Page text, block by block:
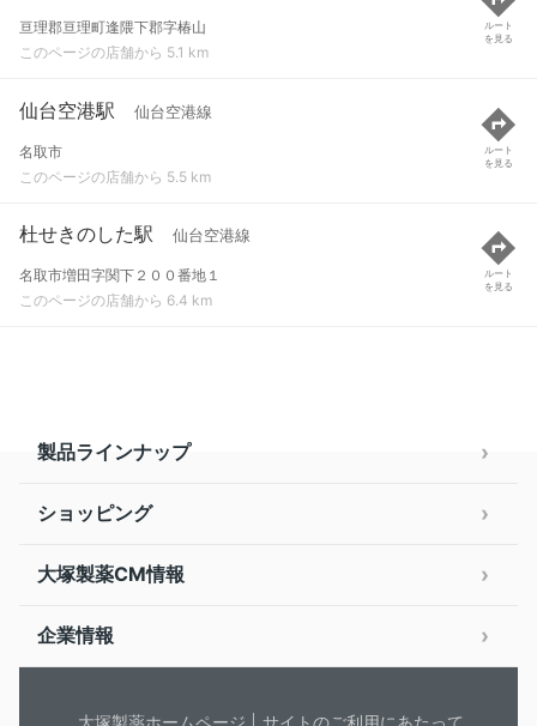
亘理郡亘理町逢隈下郡字椿山
このページの店舗から 5.1 km
ルート
を見る
仙台空港駅 仙台空港線
名取市
このページの店舗から 5.5 km
ルート
を見る
杜せきのした駅 仙台空港線
名取市増田字関下２００番地１
このページの店舗から 6.4 km
ルート
を見る
製品ラインナップ
ショッピング
大塚製薬CM情報
企業情報